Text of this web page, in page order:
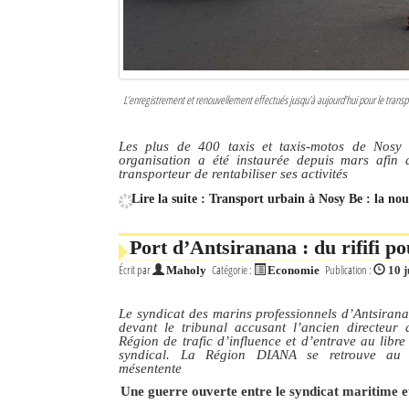
Identifiant oublié ?
L’enregistrement et renouvellement effectués jusqu’à aujourd’hui pour le
Les plus de 400 taxis et taxis-motos de
organisation a été instaurée depuis mars
transporteur de rentabiliser ses activités
Lire la suite : Transport urbain à Nosy Be : la
Port d’Antsiranana : du rififi
Écrit par Maholy Catégorie : Economie Publication : 10
Le syndicat des marins professionnels
devant le tribunal accusant l’ancien directeur
Région de trafic d’influence et d’entrave au
syndical. La Région DIANA se retrouve
mésentente
Une guerre ouverte entre le syndicat maritime